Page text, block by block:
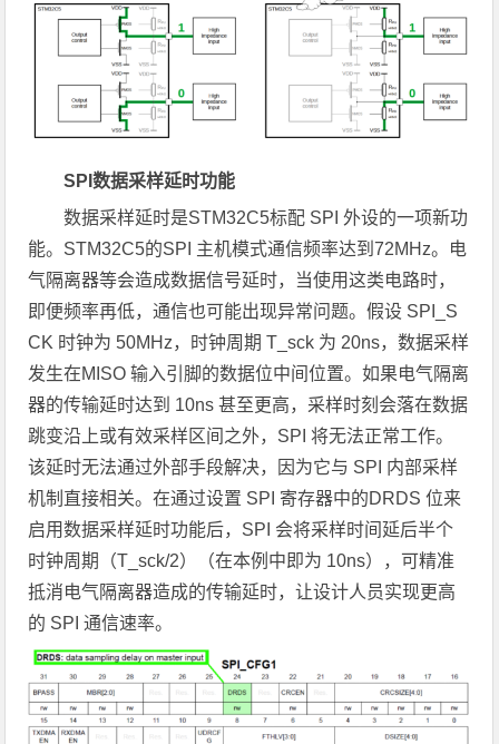
SPI数据采样延时功能
数据采样延时是STM32C5标配 SPI 外设的一项新功
能。STM32C5的SPI 主机模式通信频率达到72MHz。电
气隔离器等会造成数据信号延时，当使用这类电路时，
即便频率再低，通信也可能出现异常问题。假设 SPI_S
CK 时钟为 50MHz，时钟周期 T_sck 为 20ns，数据采样
发生在MISO 输入引脚的数据位中间位置。如果电气隔离
器的传输延时达到 10ns 甚至更高，采样时刻会落在数据
跳变沿上或有效采样区间之外，SPI 将无法正常工作。
该延时无法通过外部手段解决，因为它与 SPI 内部采样
机制直接相关。在通过设置 SPI 寄存器中的DRDS 位来
启用数据采样延时功能后，SPI 会将采样时间延后半个
时钟周期（T_sck/2）（在本例中即为 10ns），可精准
抵消电气隔离器造成的传输延时，让设计人员实现更高
的 SPI 通信速率。